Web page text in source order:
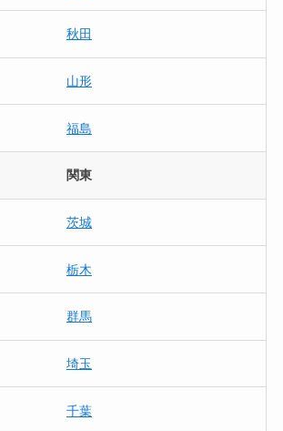
秋田
山形
福島
関東
茨城
栃木
群馬
埼玉
千葉